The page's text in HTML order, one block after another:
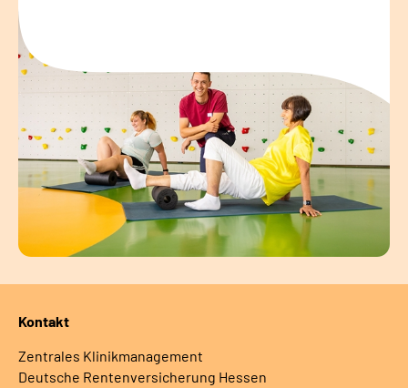
Kontakt
Zentrales Klinikmanagement
Deutsche Rentenversicherung Hessen